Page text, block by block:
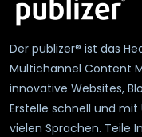
Der publizer® ist das
Multichannel Content
innovative Websites,
Erstelle schnell und
vielen Sprachen. Teile